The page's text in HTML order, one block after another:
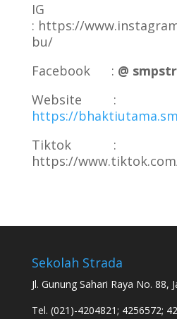
IG
: https://
bu/
Facebook : @
Website :
https://
Tiktok :
https://
Sekolah Strada
Jl. Gunung Sahari Raya No. 88,
Tel. (021)-4204821; 4256572;